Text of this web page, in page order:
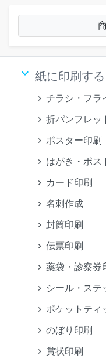
keyboard_arrow_down 紙に印刷する
チラシ・フラ
折パンフレッ
ポスター印刷
はがき・ポス
カード印刷
名刺作成
封筒印刷
伝票印刷
薬袋・診察券
シール・ステ
ポケットティ
のぼり印刷
賞状印刷